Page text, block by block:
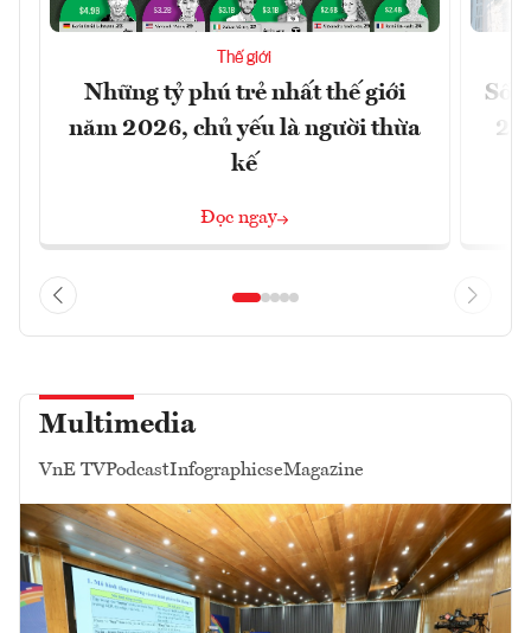
Thế giới
Những tỷ phú trẻ nhất thế giới
năm 2026, chủ yếu là người thừa
kế
Đọc ngay
Số
Multimedia
VnE TVPodcastInfographicseMagazine